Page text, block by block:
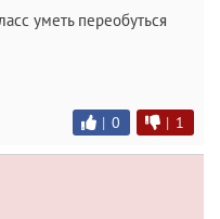
уметь переобуться
| 0 | 1